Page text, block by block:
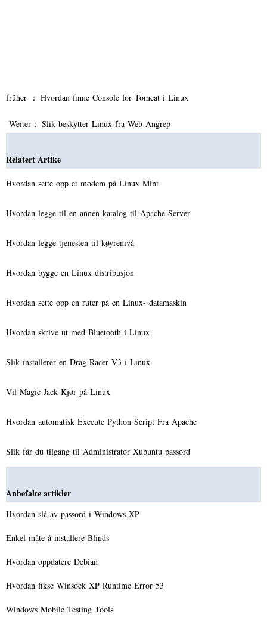
früher ： Hvordan finne Console for Tomcat i Linux
Weiter： Slik beskytter Linux fra Web Angrep
Relatert Artike
Hvordan sette opp et modem på Linux Mint
Hvordan legge til en annen katalog til Apache Server
Hvordan legge tjenesten til køyrenivå
Hvordan bygge en Linux distribusjon
Hvordan sette opp en ruter på en Linux- datamaskin
Hvordan skrive ut med Bluetooth i Linux
Slik installerer en Drag Racer V3 i Linux
Vil Magic Jack Kjør på Linux
Hvordan automatisk Execute Python Script Fra Apache
Slik får du tilgang til Administrator Xubuntu passord
Anbefalte artikler
Hvordan slå av passord i Windows XP
Enkel måte å installere Blinds
Hvordan oppdatere Debian
Hvordan fikse Winsock XP Runtime Error 53
Windows Mobile Testing Tools